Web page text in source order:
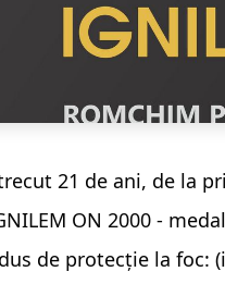
21 de ani, de la
ON 2000 -
de protecție la